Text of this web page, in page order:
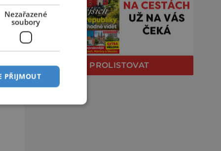
PROLISTOVAT
Nezařazené
soubory
PŘIJMOUT